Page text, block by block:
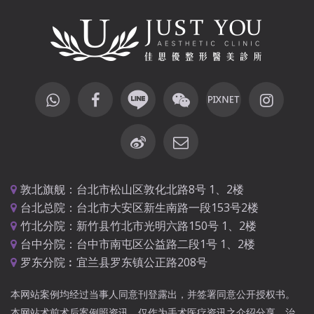
敦北旗舰：台北市松山区敦化北路8号 1、2楼
台北总院：台北市大安区新生南路一段153号2楼
竹北分院：新竹县竹北市光明六路150号 1、2楼
台中分院：台中市南屯区公益路二段1号 1、2楼
罗东分院︰宜兰县罗东镇公正路208号
本网站案例均经过当事人同意刊登露出，并签署同意公开授权书。